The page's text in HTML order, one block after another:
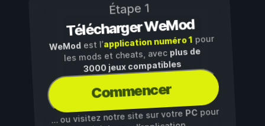
Étape 1
Télécharger WeMod
WeModest l’application numéro 1pour
les mods et cheats, avec plus de
3000 jeux compatibles
Commencer
… ou visitez notre site sur votre PCpour